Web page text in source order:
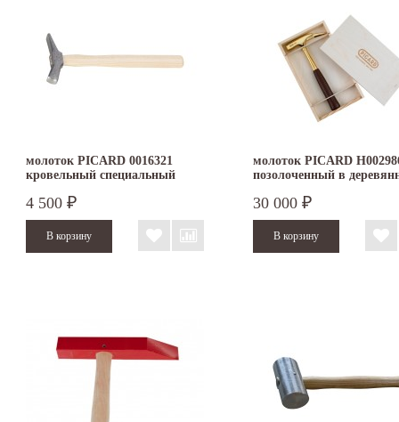
молоток PICARD 0016321
кровельный специальный
4 500 ₽
молоток PICARD
позолоченный в
30 000 ₽